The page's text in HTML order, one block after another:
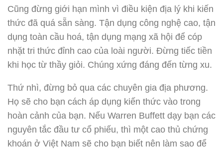
Cũng đừng giới hạn mình vì điều kiện địa lý khi kiến
thức đã quá sẵn sàng. Tận dụng công nghệ cao, tận
dụng toàn cầu hoá, tận dụng mạng xã hội để cóp
nhặt tri thức đỉnh cao của loài người. Đừng tiếc tiền
khi học từ thầy giỏi. Chúng xứng đáng đến từng xu.
Thứ nhì, đừng bỏ qua các chuyên gia địa phương.
Họ sẽ cho bạn cách áp dụng kiến thức vào trong
hoàn cảnh của bạn. Nếu Warren Buffett dạy bạn các
nguyên tắc đầu tư cổ phiếu, thì một cao thủ chứng
khoán ở Việt Nam sẽ cho bạn biết nên làm sao để